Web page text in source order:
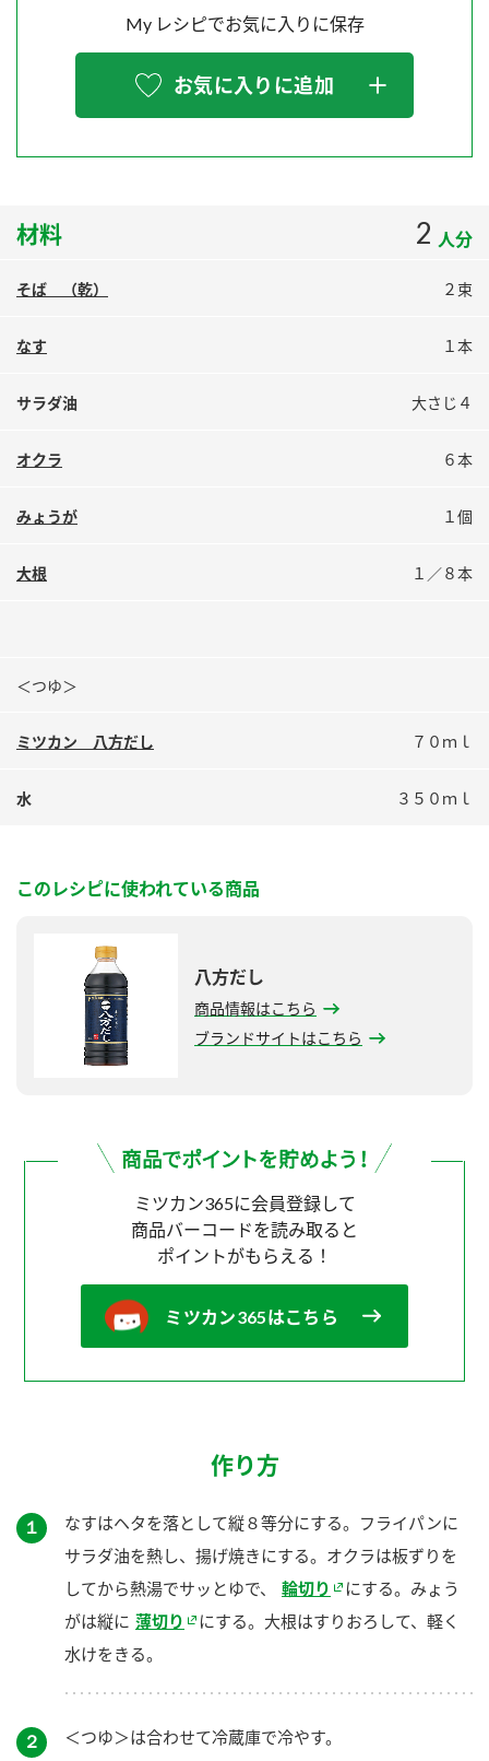
炊き込みご飯の素 米飯用調味液
スペシャルサイト
お酢を知ろう！
ぽん酢サワー
鍋奉行マニュアル
MIM（ミツカンミュージアム）
各部門が大切にしていること
販売終了製品のご案内
よくあるご質問
地図から取り扱い店舗を探す
業務用サイト 製造所固有記号一覧
My レシピでお気に入りに保存
お気に入りに追加
材料 2 人分
そば （乾） ２束
なす １本
サラダ油 大さじ４
オクラ ６本
みょうが １個
大根 １／８本
＜つゆ＞
ミツカン 八方だし ７０ｍｌ
水 ３５０ｍｌ
このレシピに使われている商品
八方だし
商品情報はこちら
ブランドサイトはこちら
ミツカン365に会員登録して
商品バーコードを読み取ると
ポイントがもらえる！
ミツカン365はこちら
作り方
１
なすはヘタを落として縦８等分にする。フライパンに
サラダ油を熱し、揚げ焼きにする。オクラは板ずりを
してから熱湯でサッとゆで、
輪切り
にする。みょう
がは縦に 薄切り
にする。大根はすりおろして、軽く
水けをきる。
２ ＜つゆ＞は合わせて冷蔵庫で冷やす。